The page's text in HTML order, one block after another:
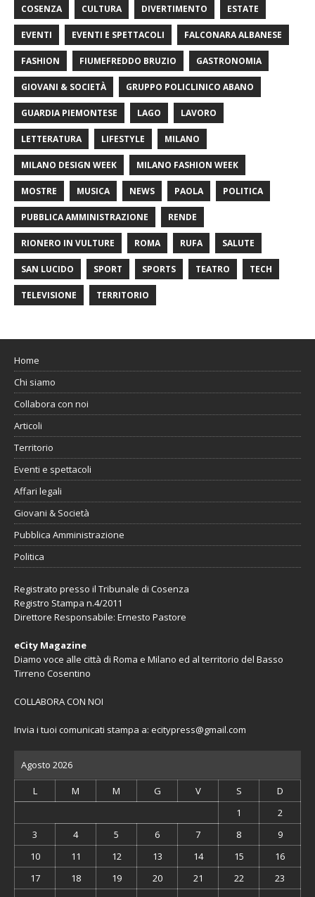
COSENZA CULTURA DIVERTIMENTO ESTATE
EVENTI EVENTI E SPETTACOLI FALCONARA ALBANESE
FASHION FIUMEFREDDO BRUZIO GASTRONOMIA
GIOVANI & SOCIETÀ GRUPPO POLICLINICO ABANO
GUARDIA PIEMONTESE LAGO LAVORO
LETTERATURA LIFESTYLE MILANO
MILANO DESIGN WEEK MILANO FASHION WEEK
MOSTRE MUSICA NEWS PAOLA POLITICA
PUBBLICA AMMINISTRAZIONE RENDE
RIONERO IN VULTURE ROMA RUFA SALUTE
SAN LUCIDO SPORT SPORTS TEATRO TECH
TELEVISIONE TERRITORIO
Home
Chi siamo
Collabora con noi
Articoli
Territorio
Eventi e spettacoli
Affari legali
Giovani & Società
Pubblica Amministrazione
Politica
Registrato presso il Tribunale di Cosenza
Registro Stampa n.4/2011
Direttore Responsabile: Ernesto Pastore
eCity Magazine
Diamo voce alle città di Roma e Milano ed al territorio del Basso
Tirreno Cosentino
COLLABORA CON NOI
Invia i tuoi comunicati stampa a: ecitypress@gmail.com
Agosto 2026
L M M G V S
D
1
2
3
4 5 6 7 8
9
10
11 12 13 14 15
16
17
18 19 20 21 22
23